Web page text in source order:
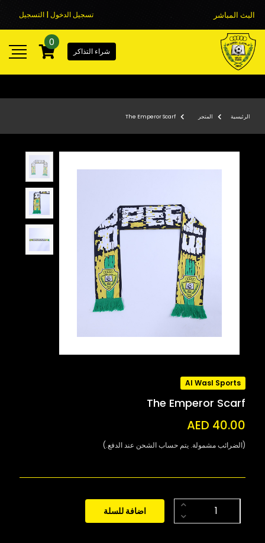
البث المباشر تسجيل الدخول | التسجيل
شراء التذاكر
0
الرئيسية المتجر The Emperor Scarf
Al Wasl Sports
The Emperor Scarf
AED 40.00
(الضرائب مشمولة. يتم حساب الشحن عند الدفع.)
اضافة للسلة